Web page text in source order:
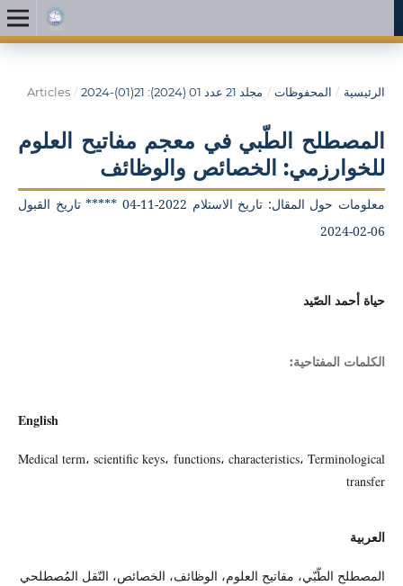
الرئيسية / المحفوظات / مجلد 21 عدد 01 (2024): 21(01)-2024 /
Articles
المصطلح الطّبي في معجم مفاتيح العلوم
للخوارزمي: الخصائص والوظائف
معلومات حول المقال: تاريخ الاستلام 2022-11-04 ***** تاريخ القبول
06-02-2024
حياة أحمد الصّيد
الكلمات المفتاحية:
English
Medical term، scientific keys، functions، characteristics، Terminological
transfer
العربية
المصطلح الطّبّي، مفاتيح العلوم، الوظائف، الخصائص، النّقل المُصطلحي